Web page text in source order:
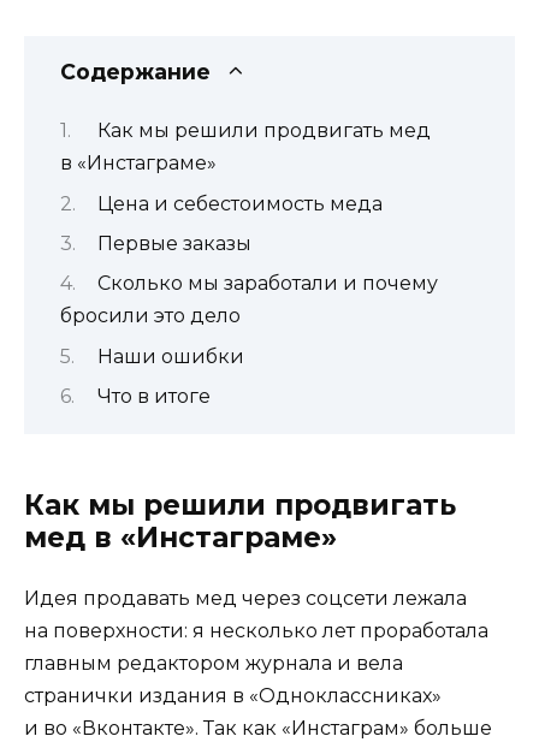
Содержание
Как мы решили продвигать мед
в «Инстаграме»
Цена и себестоимость меда
Первые заказы
Сколько мы заработали и почему
бросили это дело
Наши ошибки
Что в итоге
Как мы решили продвигать
мед в «Инстаграме»
Идея продавать мед через соцсети лежала
на поверхности: я несколько лет проработала
главным редактором журнала и вела
странички издания в «Одноклассниках»
и во «Вконтакте». Так как «Инстаграм» больше